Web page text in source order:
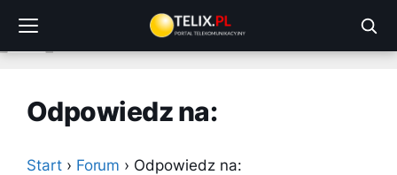
treści
Odpowiedz na:
Start › Forum › Odpowiedz na: